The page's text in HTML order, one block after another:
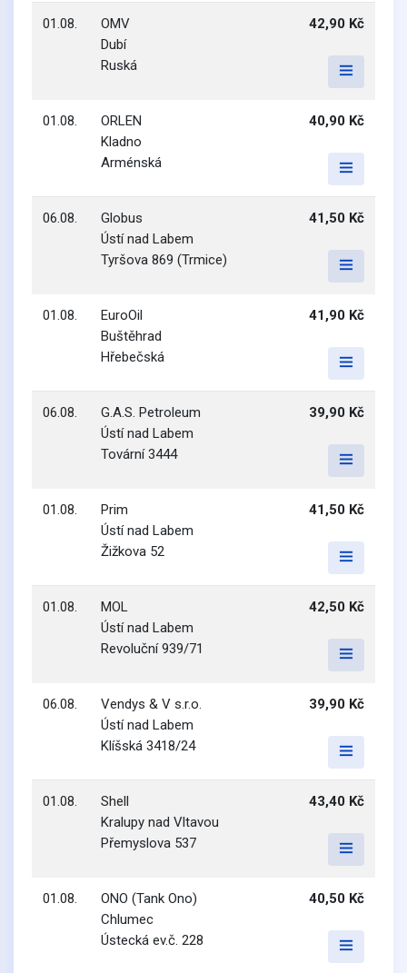
01.08.
OMV
Dubí
Ruská
42,90 Kč
01.08.
ORLEN
Kladno
Arménská
40,90 Kč
06.08.
Globus
Ústí nad Labem
Tyršova 869 (Trmice)
41,50 Kč
01.08.
EuroOil
Buštěhrad
Hřebečská
41,90 Kč
06.08.
G.A.S. Petroleum
Ústí nad Labem
Tovární 3444
39,90 Kč
01.08.
Prim
Ústí nad Labem
Žižkova 52
41,50 Kč
01.08.
MOL
Ústí nad Labem
Revoluční 939/71
42,50 Kč
06.08.
Vendys & V s.r.o.
Ústí nad Labem
Klíšská 3418/24
39,90 Kč
01.08.
Shell
Kralupy nad Vltavou
Přemyslova 537
43,40 Kč
01.08.
ONO (Tank Ono)
Chlumec
Ústecká ev.č. 228
40,50 Kč